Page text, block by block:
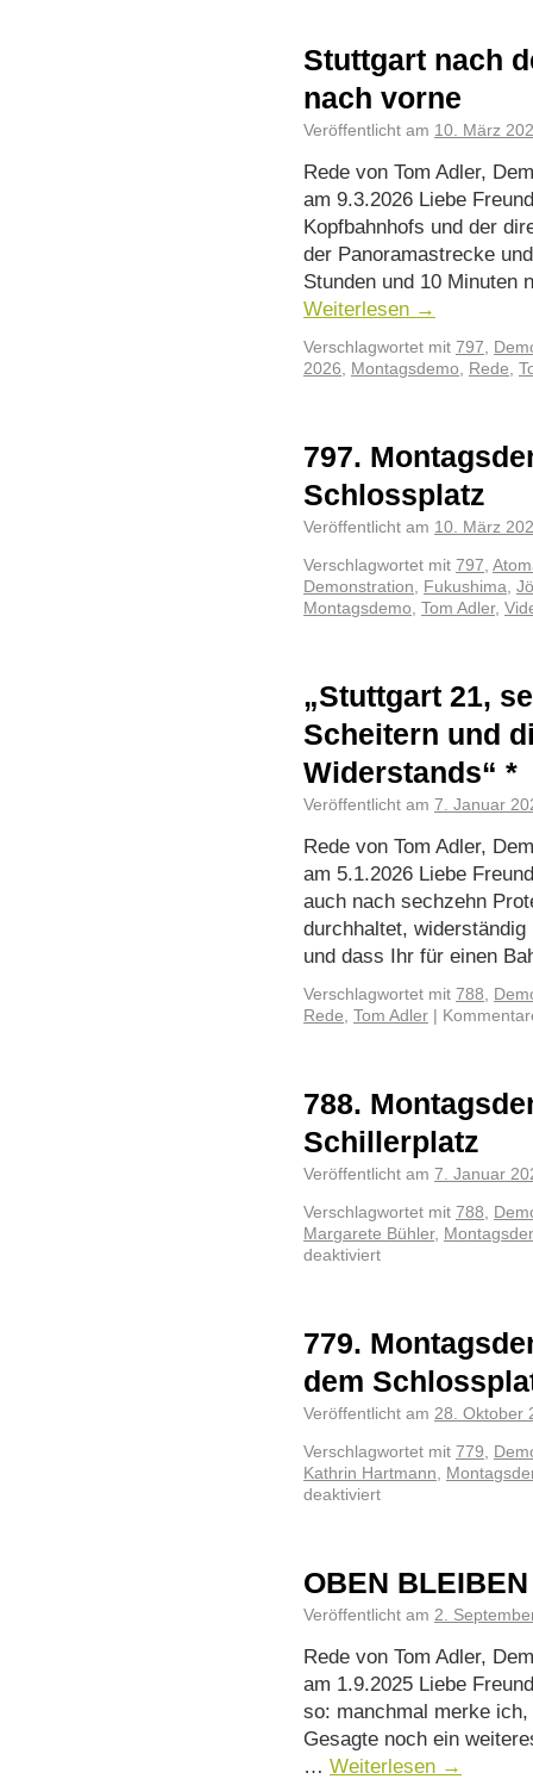
Stuttgart nach
nach vorne
Veröffentlicht am 10. März
Rede von Tom Adler,
am 9.3.2026 Liebe
Kopfbahnhofs und der
der Panoramastrecke
Stunden und 10
Weiterlesen →
Verschlagwortet mit 797,
2026, Montagsdemo, Rede,
797.
Schlossplatz
Veröffentlicht am 10. März
Verschlagwortet mit 797,
Demonstration, Fukushima,
Montagsdemo, Tom Adler,
„Stuttgart 21,
Scheitern und
Widerstands“ *
Veröffentlicht am 7. Januar
Rede von Tom Adler,
am 5.1.2026 Liebe
auch nach sechzehn
durchhaltet,
und dass Ihr für einen
Verschlagwortet mit 788,
Rede, Tom Adler
788.
Schillerplatz
Veröffentlicht am 7. Januar
Verschlagwortet mit 788,
Margarete Bühler,
deaktiviert
779.
dem
Veröffentlicht am 28. Oktober
Verschlagwortet mit 779,
Kathrin Hartmann,
deaktiviert
OBEN
Veröffentlicht am 2.
Rede von Tom Adler,
am 1.9.2025 Liebe
so: manchmal merke
Gesagte noch ein
… Weiterlesen →